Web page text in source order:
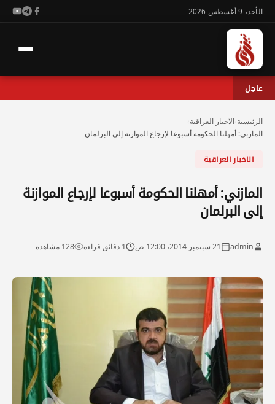
الأحد، 9 أغسطس 2026
عاجل
الرئيسية الاخبار العراقية
المازني: أمهلنا الحكومة أسبوعا لإرجاع الموازنة إلى البرلمان
الاخبار العراقية
المازني: أمهلنا الحكومة أسبوعا لإرجاع الموازنة
إلى البرلمان
admin 21 سبتمبر 2014، 12:00 ص 1 دقائق قراءة 128 مشاهدة